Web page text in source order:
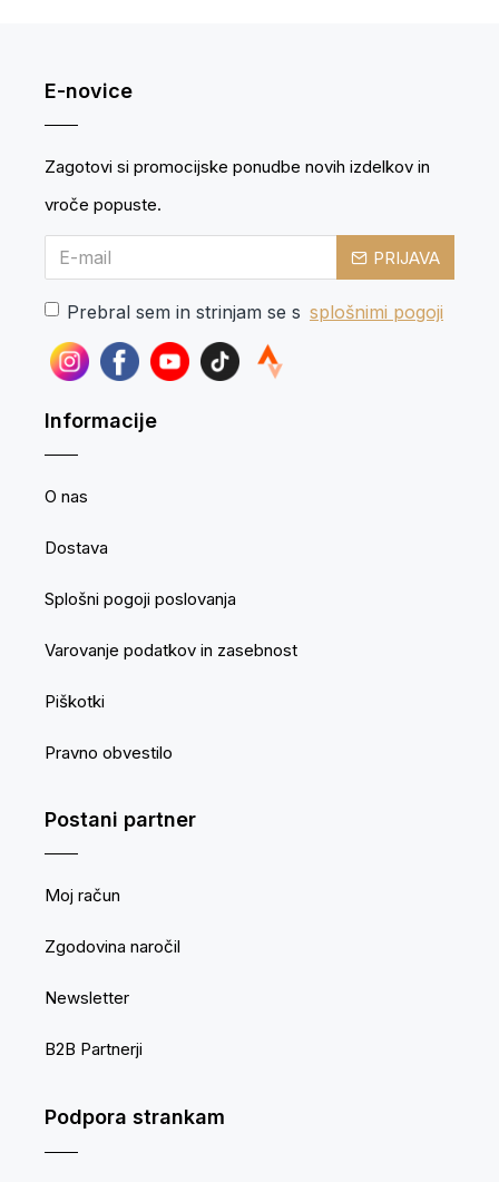
E-novice
Zagotovi si promocijske ponudbe novih izdelkov in
vroče popuste.
PRIJAVA
Prebral sem in strinjam se s splošnimi pogoji
Informacije
O nas
Dostava
Splošni pogoji poslovanja
Varovanje podatkov in zasebnost
Piškotki
Pravno obvestilo
Postani partner
Moj račun
Zgodovina naročil
Newsletter
B2B Partnerji
Podpora strankam